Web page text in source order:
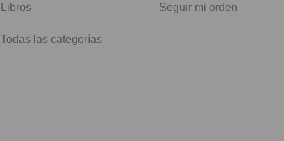
Libros
Todas las categorías
Seguir mi orden